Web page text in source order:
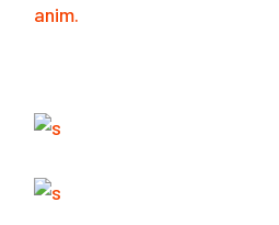
anim.